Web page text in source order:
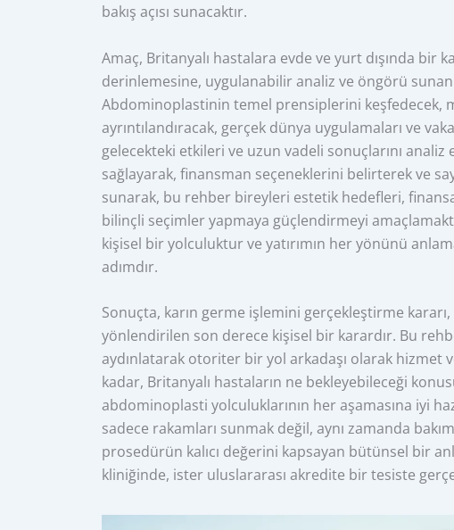
bakış açısı sunacaktır.
Amaç, Britanyalı hastalara evde ve yurt dışında bir
derinlemesine, uygulanabilir analiz ve öngörü
Abdominoplastinin temel prensiplerini keşfedecek,
ayrıntılandıracak, gerçek dünya uygulamaları ve
gelecekteki etkileri ve uzun vadeli sonuçlarını
sağlayarak, finansman seçeneklerini belirterek ve
sunarak, bu rehber bireyleri estetik hedefleri,
bilinçli seçimler yapmaya güçlendirmeyi
kişisel bir yolculuktur ve yatırımın her yönünü
adımdır.
Sonuçta, karın germe işlemini gerçekleştirme
yönlendirilen son derece kişisel bir karardır. Bu
aydınlatarak otoriter bir yol arkadaşı olarak hizmet
kadar, Britanyalı hastaların ne bekleyebileceği
abdominoplasti yolculuklarının her aşamasına iyi
sadece rakamları sunmak değil, aynı zamanda
prosedürün kalıcı değerini kapsayan bütünsel bir
kliniğinde, ister uluslararası akredite bir tesiste